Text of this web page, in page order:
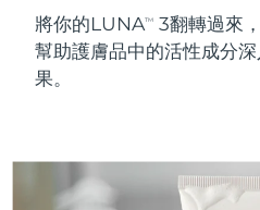
將你的LUNATM
3翻轉過來
幫助護膚品中的活性成分
果。
LUNA™ 4
Massage, LED
For men, anti-
BEAR™ 2
Microcurrent
Microcurrent
UFO™ 3 套
Near-infrared
device
issa™ 4
issa™ 4
Smart hybrid
FAQ™ 抗老護理
抗老
汶萊
保加利亞
智利